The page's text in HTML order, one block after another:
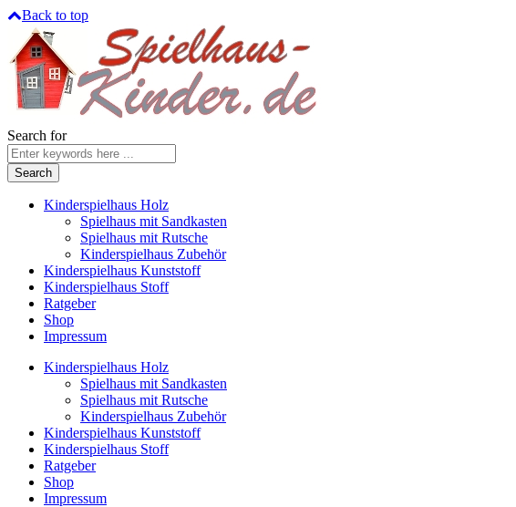
Back to top
Search for
Kinderspielhaus Holz
Spielhaus mit Sandkasten
Spielhaus mit Rutsche
Kinderspielhaus Zubehör
Kinderspielhaus Kunststoff
Kinderspielhaus Stoff
Ratgeber
Shop
Impressum
Kinderspielhaus Holz
Spielhaus mit Sandkasten
Spielhaus mit Rutsche
Kinderspielhaus Zubehör
Kinderspielhaus Kunststoff
Kinderspielhaus Stoff
Ratgeber
Shop
Impressum